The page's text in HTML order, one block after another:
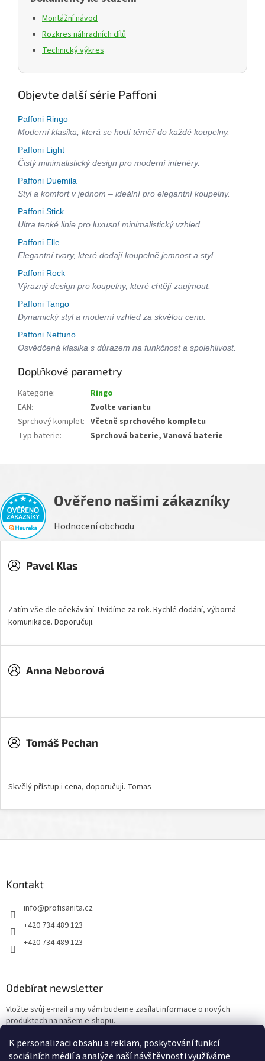
K personalizaci obsahu a reklam, poskytování funkcí
sociálních médií a analýze naší návštěvnosti využíváme
Montážní návod
Rozkres náhradních dílů
Technický výkres
Objevte další série Paffoni
Paffoni Ringo
Moderní klasika, která se hodí téměř do každé koupelny.
Paffoni Light
Čistý minimalistický design pro moderní interiéry.
Paffoni Duemila
Styl a komfort v jednom – ideální pro elegantní koupelny.
Paffoni Stick
Ultra tenké linie pro luxusní minimalistický vzhled.
Paffoni Elle
Elegantní tvary, které dodají koupelně jemnost a styl.
Paffoni Rock
Výrazný design pro koupelny, které chtějí zaujmout.
Paffoni Tango
Dynamický styl a moderní vzhled za skvělou cenu.
Paffoni Nettuno
Osvědčená klasika s důrazem na funkčnost a spolehlivost.
Doplňkové parametry
Kategorie:
Ringo
EAN:
Zvolte variantu
Sprchový komplet: Včetně sprchového kompletu
Typ baterie: Sprchová baterie, Vanová baterie
Ověřeno našimi zákazníky
Hodnocení obchodu
Pavel Klas
Zatím vše dle očekávání. Uvidíme za rok. Rychlé dodání, výborná
komunikace. Doporučuji.
Anna Neborová
Tomáš Pechan
Skvělý přístup i cena, doporučuji. Tomas
Kontakt
info@profisanita.cz
+420 734 489 123
+420 734 489 123
Odebírat newsletter
Vložte svůj e-mail a my vám budeme zasílat informace o nových
produktech na našem e-shopu.
E-mail